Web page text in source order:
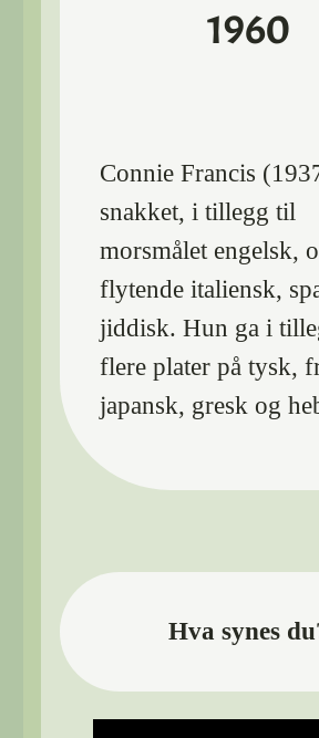
1960
Connie Francis
snakket, i tillegg til
morsmålet engelsk,
flytende italiensk,
jiddisk. Hun ga i
flere plater på tysk,
japansk, gresk og
Hva synes